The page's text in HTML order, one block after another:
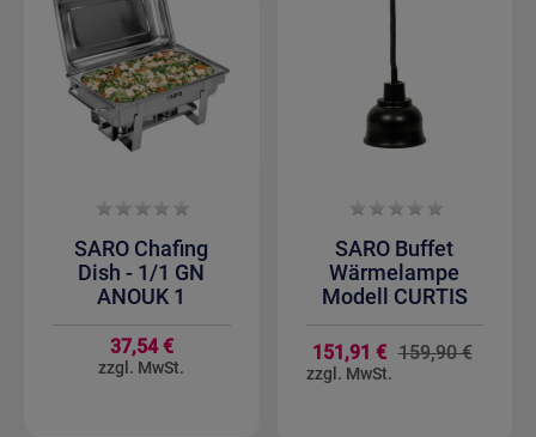
SARO Chafing
Dish - 1/1 GN
ANOUK 1
37,54 €
SARO Buffet
Wärmelampe
Modell CURTIS
151,91 € 159,90 €